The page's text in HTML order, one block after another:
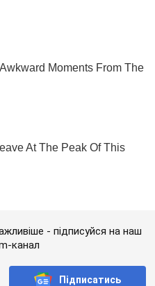
- підписуйся на наш
канал
Підписатись